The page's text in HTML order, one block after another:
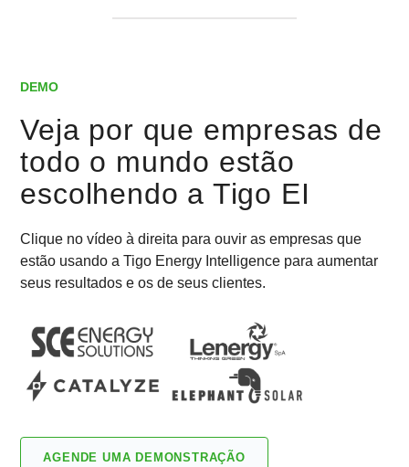
DEMO
Veja por que empresas de
todo o mundo estão
escolhendo a Tigo EI
Clique no vídeo à direita para ouvir as empresas que
estão usando a Tigo Energy Intelligence para aumentar
seus resultados e os de seus clientes.
AGENDE UMA DEMONSTRAÇÃO